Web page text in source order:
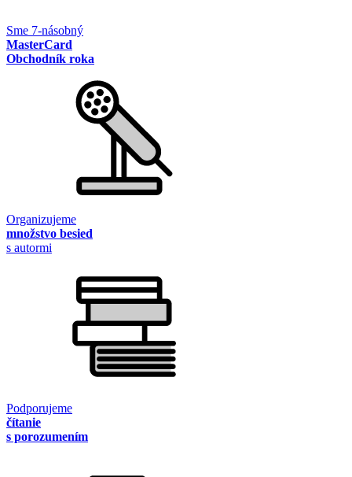
Sme 7-násobný
MasterCard
Obchodník roka
Organizujeme
množstvo besied
s autormi
Podporujeme
čítanie
s porozumením